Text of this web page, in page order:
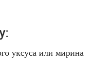
уксуса или мирина